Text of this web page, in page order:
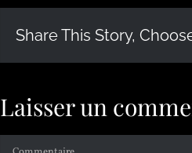
Share This Story,
Laisser un